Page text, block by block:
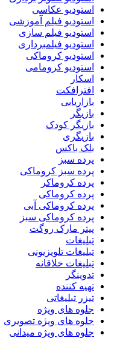
استودیو عکاسی
استودیو فیلم آموزشی
استودیو فیلم سازی
استودیو فیلمبرداری
استودیو کروماکی
استودیو کرومامی
اسکار
افترافکت
بازاریابی
بازیگر
بازیگر کودک
بازیگری
بلک باکس
پرده سبز
پرده سبز کروماکی
پرده کروماکر
پرده کروماکی
پرده کروماکی آبی
پرده کروماکی سبز
پیتر مارک روگت
تبلیغات
تبلیغات تلویزیونی
تبلیغات خلاقانه
تدوینگر
تهیه کننده
تیزر تبلیغاتی
جلوه های ویژه
جلوه های ویژه تصویری
جلوه های ویژه میدانی